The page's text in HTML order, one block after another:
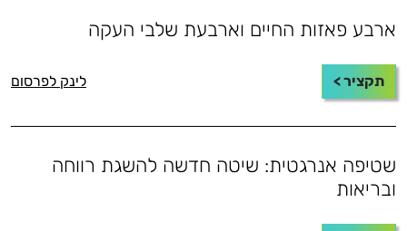
ארבע פאזות החיים וארבעת שלבי העקה
תקציר > לינק לפרסום
שטיפה אנרגטית: שיטה חדשה להשגת רווחה
ובריאות